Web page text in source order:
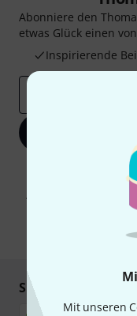
Mit unseren
Abonniere den
etwas Glück einen von
Inspirierende
Mit Klick auf „Jetzt
Werbung und einer
Abmeldung ist jederzeit
Sicher einkaufen &